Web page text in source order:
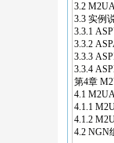
3.2
3.3 实例
3.3.1
3.3.2
3.3.3
3.3.4
第4章
4.1
4.1.1
4.1.2
4.2 NGN